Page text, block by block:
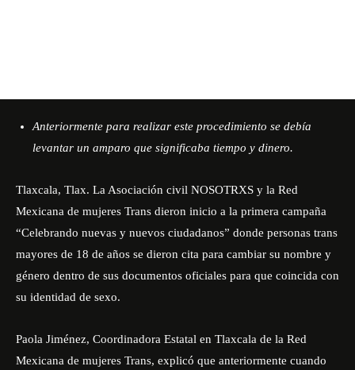
Anteriormente para realizar este procedimiento se debía
levantar un amparo que significaba tiempo y dinero.
Tlaxcala, Tlax. La Asociación civil NOSOTRXS y la Red
Mexicana de mujeres Trans dieron inicio a la primera campaña
“Celebrando nuevas y nuevos ciudadanos” donde personas trans
mayores de 18 de años se dieron cita para cambiar su nombre y
género dentro de sus documentos oficiales para que coincida con
su identidad de sexo.
Paola Jiménez, Coordinadora Estatal en Tlaxcala de la Red
Mexicana de mujeres Trans, explicó que anteriormente cuando